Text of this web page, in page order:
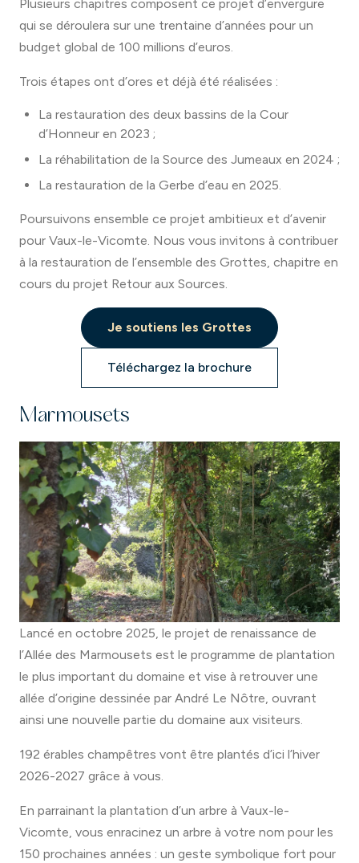
Plusieurs chapitres composent ce projet d’envergure
qui se déroulera sur une trentaine d’années pour un
budget global de 100 millions d’euros.
Trois étapes ont d’ores et déjà été réalisées :
La restauration des deux bassins de la Cour
d’Honneur en 2023 ;
La réhabilitation de la Source des Jumeaux en 2024 ;
La restauration de la Gerbe d’eau en 2025.
Poursuivons ensemble ce projet ambitieux et d’avenir
pour Vaux-le-Vicomte. Nous vous invitons à contribuer
à la restauration de l’ensemble des Grottes, chapitre en
cours du projet Retour aux Sources.
Je soutiens les Grottes
Téléchargez la brochure
Marmousets
Lancé en octobre 2025, le projet de renaissance de
l’Allée des Marmousets est le programme de plantation
le plus important du domaine et vise à retrouver une
allée d’origine dessinée par André Le Nôtre, ouvrant
ainsi une nouvelle partie du domaine aux visiteurs.
192 érables champêtres vont être plantés d’ici l’hiver
2026-2027 grâce à vous.
En parrainant la plantation d’un arbre à Vaux-le-
Vicomte, vous enracinez un arbre à votre nom pour les
150 prochaines années : un geste symbolique fort pour